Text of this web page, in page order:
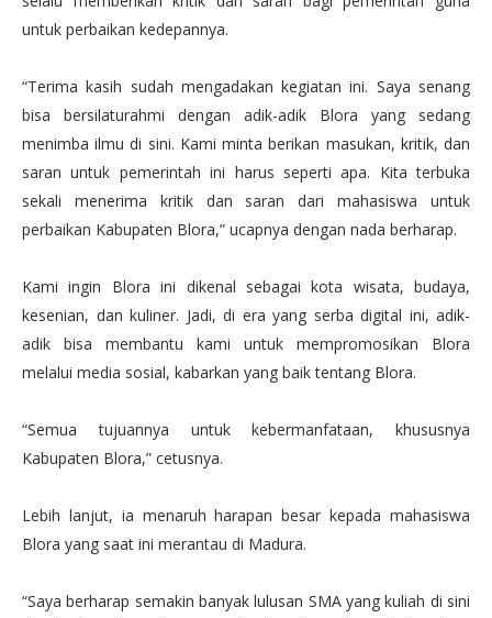
untuk perbaikan kedepannya.
“Terima kasih sudah mengadakan kegiatan ini. Saya senang
bisa bersilaturahmi dengan adik-adik Blora yang sedang
menimba ilmu di sini. Kami minta berikan masukan, kritik, dan
saran untuk pemerintah ini harus seperti apa. Kita terbuka
sekali menerima kritik dan saran dari mahasiswa untuk
perbaikan Kabupaten Blora,” ucapnya dengan nada berharap.
Kami ingin Blora ini dikenal sebagai kota wisata, budaya,
kesenian, dan kuliner. Jadi, di era yang serba digital ini, adik-
adik bisa membantu kami untuk mempromosikan Blora
melalui media sosial, kabarkan yang baik tentang Blora.
“Semua tujuannya untuk kebermanfataan, khususnya
Kabupaten Blora,” cetusnya.
Lebih lanjut, ia menaruh harapan besar kepada mahasiswa
Blora yang saat ini merantau di Madura.
“Saya berharap semakin banyak lulusan SMA yang kuliah di sini